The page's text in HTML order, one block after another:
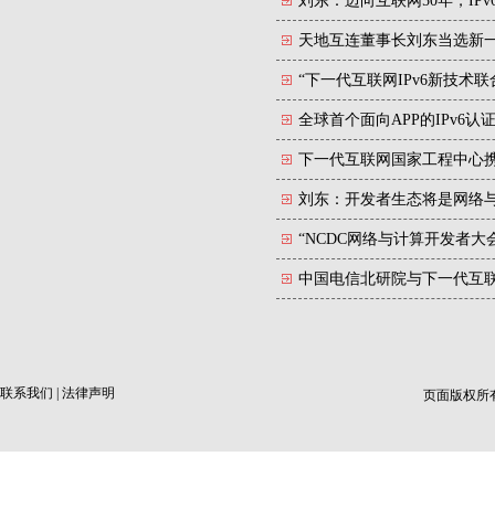
天地互连董事长刘东当选新
“下一代互联网IPv6新技术
全球首个面向APP的IPv6认
下一代互联网国家工程中心
刘东：开发者生态将是网络
“NCDC网络与计算开发者大
中国电信北研院与下一代互
联系我们 法律声明 页面版权所